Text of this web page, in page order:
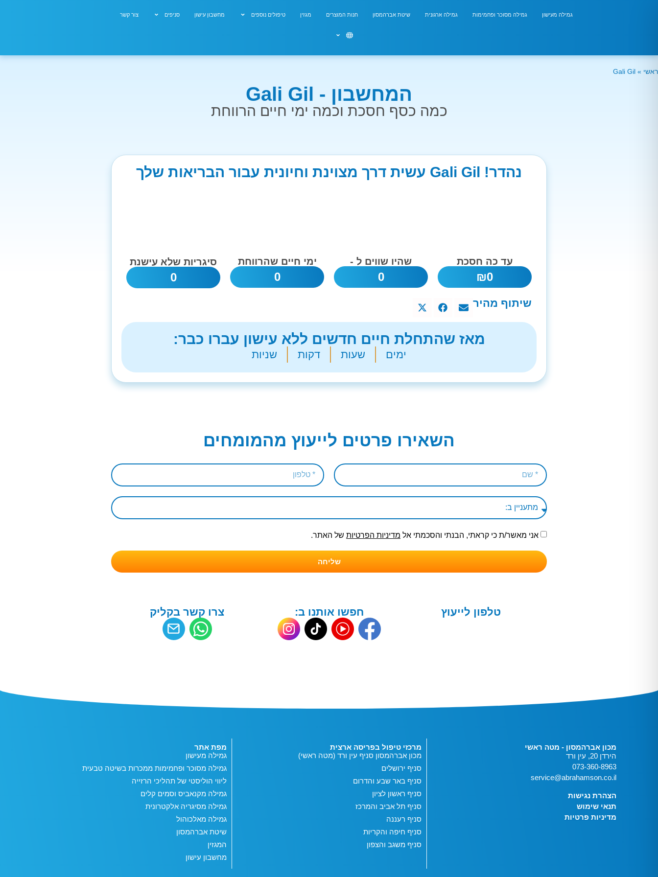
גמילה מעישון גמילה מסוכר ופחמימות גמילה ארגונית שיטת אברהמסון חנות המוצרים מגזין טיפולים נוספים מחשבון עישון סניפים צור קשר
ראשי »
Gali Gil
המחשבון - Gali Gil
כמה כסף חסכת וכמה ימי חיים הרווחת
נהדר! Gali Gil עשית דרך מצוינת וחיונית עבור הבריאות שלך
עד כה חסכת
0
₪
שהיו שווים ל -
0
ימי חיים שהרווחת
0
סיגריות שלא עישנת
0
שיתוף מהיר
מאז שהתחלת חיים חדשים ללא עישון עברו כבר:
ימים שעות דקות שניות
השאירו פרטים לייעוץ מהמומחים
אני מאשר/ת כי קראתי, הבנתי והסכמתי אל מדיניות הפרטיות של האתר.
שליחה
טלפון לייעוץ חפשו אותנו ב: צרו קשר בקליק
מכון אברהמסון - מטה ראשי
הירדן 20, עין ורד
073-360-8963
service@abrahamson.co.il
הצהרת נגישות
תנאי שימוש
מדיניות פרטיות
מרכזי טיפול בפריסה ארצית
מכון אברהמסון סניף עין ורד (מטה ראשי)
סניף ירושלים
סניף באר שבע והדרום
סניף ראשון לציון
סניף תל אביב והמרכז
סניף רעננה
סניף חיפה והקריות
סניף משגב והצפון
מפת אתר
גמילה מעישון
גמילה מסוכר ופחמימות ממכרות בשיטה טבעית
ליווי הוליסטי של תהליכי הרזייה
גמילה מקנאביס וסמים קלים
גמילה מסיגריה אלקטרונית
גמילה מאלכוהול
שיטת אברהמסון
המגזין
מחשבון עישון